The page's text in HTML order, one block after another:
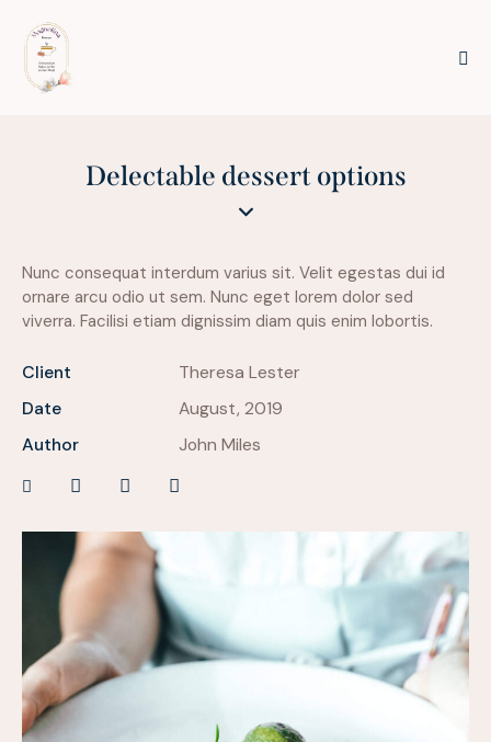
Delectable dessert options
Nunc consequat interdum varius sit. Velit egestas dui id
ornare arcu odio ut sem. Nunc eget lorem dolor sed
viverra. Facilisi etiam dignissim diam quis enim lobortis.
Client
Theresa Lester
Date
August, 2019
Author
John Miles